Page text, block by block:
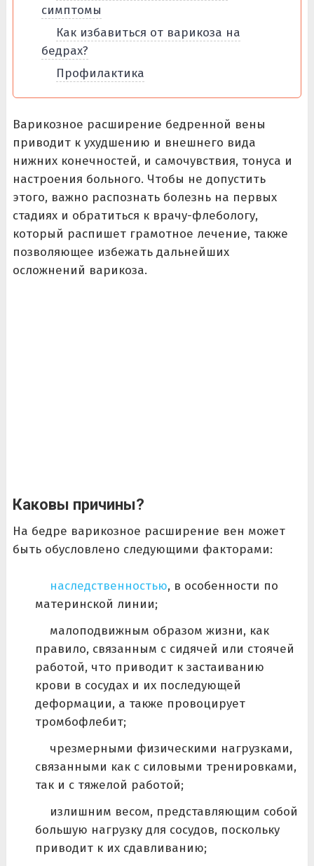
симптомы
Как избавиться от варикоза на
бедрах?
Профилактика
Варикозное расширение бедренной вены
приводит к ухудшению и внешнего вида
нижних конечностей, и самочувствия, тонуса и
настроения больного. Чтобы не допустить
этого, важно распознать болезнь на первых
стадиях и обратиться к врачу-флебологу,
который распишет грамотное лечение, также
позволяющее избежать дальнейших
осложнений варикоза.
Каковы причины?
На бедре варикозное расширение вен может
быть обусловлено следующими факторами:
наследственностью, в особенности по
материнской линии;
малоподвижным образом жизни, как
правило, связанным с сидячей или стоячей
работой, что приводит к застаиванию
крови в сосудах и их последующей
деформации, а также провоцирует
тромбофлебит;
чрезмерными физическими нагрузками,
связанными как с силовыми тренировками,
так и с тяжелой работой;
излишним весом, представляющим собой
большую нагрузку для сосудов, поскольку
приводит к их сдавливанию;